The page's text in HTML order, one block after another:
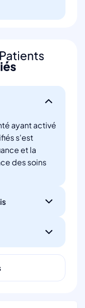
ayant activé
s'est
et la
des soins